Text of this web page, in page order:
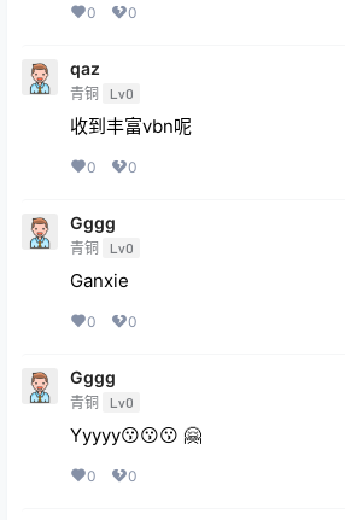
0 0
qaz
青铜 Lv0
收到丰富vbn呢
0 0
Gggg
青铜 Lv0
Ganxie
0 0
Gggg
青铜 Lv0
Yyyyy😗😗😗 🤗
0 0